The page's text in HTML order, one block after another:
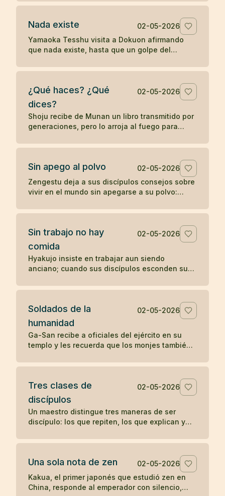
palabras sin despertar.
Nada existe
02-05-2026
Yamaoka Tesshu visita a Dokuon afirmando
que nada existe, hasta que un golpe del
con fuerza.
¿Qué haces? ¿Qué
dices?
02-05-2026
Shoju recibe de Munan un libro transmitido por
generaciones, pero lo arroja al fuego para
de un símbolo.
Sin apego al polvo
02-05-2026
Zengestu deja a sus discípulos consejos sobre
vivir en el mundo sin apegarse a su polvo:
Sin trabajo no hay
comida
02-05-2026
Hyakujo insiste en trabajar aun siendo
anciano; cuando sus discípulos esconden sus
comprenden su enseñanza.
Soldados de la
humanidad
02-05-2026
Ga-San recibe a oficiales del ejército en su
templo y les recuerda que los monjes también
todos los seres.
Tres clases de
discípulos
02-05-2026
Un maestro distingue tres maneras de ser
discípulo: los que repiten, los que explican y
Una sola nota de zen
02-05-2026
Kakua, el primer japonés que estudió zen en
China, responde al emperador con silencio,